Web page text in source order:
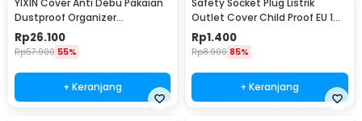
Dustproof Organizer
60x30x110cm - PEVA
Rp26.100
Rp57.900 55%
+ Keranjang
Outlet Cover Child Proof EU 1
PCS
Rp1.400
Rp8.900 85%
+ Keranjang